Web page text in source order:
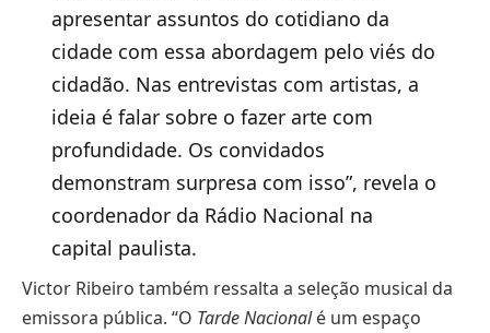
apresentar assuntos do cotidiano da
cidade com essa abordagem pelo viés do
cidadão. Nas entrevistas com artistas, a
ideia é falar sobre o fazer arte com
profundidade. Os convidados
demonstram surpresa com isso”, revela o
coordenador da Rádio Nacional na
capital paulista.
Victor Ribeiro também ressalta a seleção musical da
emissora pública. “O Tarde Nacionalé um espaço